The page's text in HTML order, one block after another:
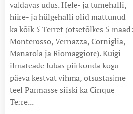
valdavas udus. Hele- ja tumehalli,
hiire- ja hülgehalli olid mattunud
ka kõik 5 Terret (otsetõlkes 5 maad:
Monterosso, Vernazza, Corniglia,
Manarola ja Riomaggiore). Kuigi
ilmateade lubas piirkonda kogu
päeva kestvat vihma, otsustasime
teel Parmasse siiski ka Cinque
Terre...